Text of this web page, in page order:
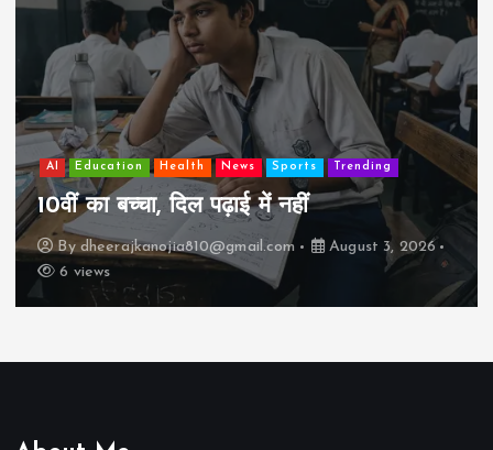
AI Education Lifestyle Mutual fund society Travel
झुग्गी में रहने वाला 10,000 कमाने वाले का बच्चा
कैसे “बड़ा आदमी” बन सकता है?
By dheerajkanojia810@gmail.com
August 2, 2026
17 views